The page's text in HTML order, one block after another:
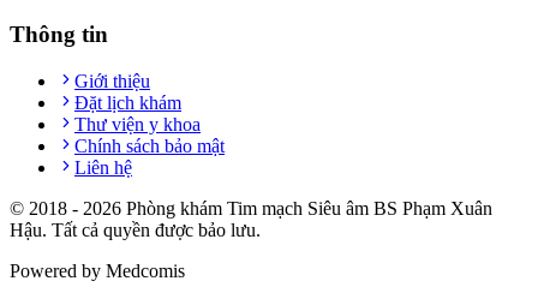
Thông tin
Giới thiệu
Đặt lịch khám
Thư viện y khoa
Chính sách bảo mật
Liên hệ
© 2018 - 2026 Phòng khám Tim mạch Siêu âm BS Phạm Xuân
Hậu. Tất cả quyền được bảo lưu.
Powered by Medcomis